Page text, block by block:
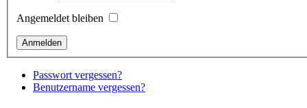
Angemeldet bleiben
Passwort vergessen?
Benutzername vergessen?